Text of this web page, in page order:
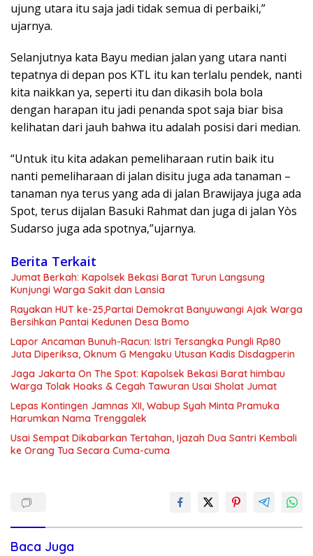
ujung utara itu saja jadi tidak semua di perbaiki,”
ujarnya.
Selanjutnya kata Bayu median jalan yang utara nanti
tepatnya di depan pos KTL itu kan terlalu pendek, nanti
kita naikkan ya, seperti itu dan dikasih bola bola
dengan harapan itu jadi penanda spot saja biar bisa
kelihatan dari jauh bahwa itu adalah posisi dari median.
“Untuk itu kita adakan pemeliharaan rutin baik itu
nanti pemeliharaan di jalan disitu juga ada tanaman –
tanaman nya terus yang ada di jalan Brawijaya juga ada
Spot, terus dijalan Basuki Rahmat dan juga di jalan Yòs
Sudarso juga ada spotnya,”ujarnya.
Berita Terkait
Jumat Berkah: Kapolsek Bekasi Barat Turun Langsung
Kunjungi Warga Sakit dan Lansia
Rayakan HUT ke-25,Partai Demokrat Banyuwangi Ajak Warga
Bersihkan Pantai Kedunen Desa Bomo
Lapor Ancaman Bunuh-Racun: Istri Tersangka Pungli Rp80
Juta Diperiksa, Oknum G Mengaku Utusan Kadis Disdagperin
Jaga Jakarta On The Spot: Kapolsek Bekasi Barat himbau
Warga Tolak Hoaks & Cegah Tawuran Usai Sholat Jumat
Lepas Kontingen Jamnas XII, Wabup Syah Minta Pramuka
Harumkan Nama Trenggalek
Usai Sempat Dikabarkan Tertahan, Ijazah Dua Santri Kembali
ke Orang Tua Secara Cuma-cuma
Baca Juga